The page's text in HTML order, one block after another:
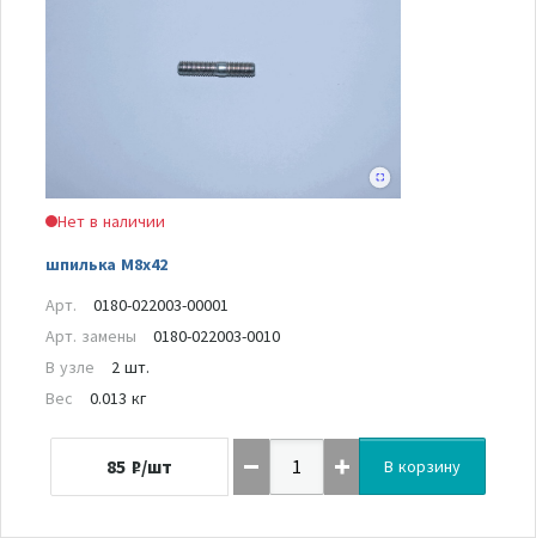
Нет в наличии
шпилька M8x42
Арт.
0180-022003-00001
Арт. замены
0180-022003-0010
В узле
2 шт.
Вес
0.013 кг
85 ₽/шт В корзину